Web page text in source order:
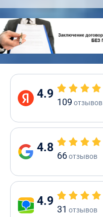
4.9
109 отзывов
4.8
66отзывов
4.9
31 отзывов